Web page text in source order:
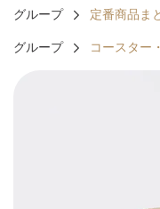
グループ 定番商品ま
グループ コースター